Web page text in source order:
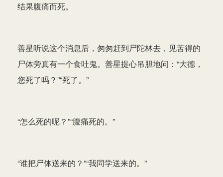
结果腹痛而死。
善星听说这个消息后，匆匆赶到尸陀林去，见苦得的
尸体旁真有一个食吐鬼。善星提心吊胆地问：“大德，
您死了吗？”“死了。”
“怎么死的呢？”“腹痛死的。”
“谁把尸体送来的？”“我同学送来的。”